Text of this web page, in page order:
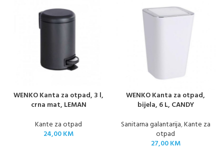
WENKO Kanta za otpad, 3 l,
crna mat, LEMAN
Kante za otpad
24,00KM
WENKO Kanta za otpad,
bijela, 6 L, CANDY
Sanitarna galantarija,Kante za
otpad
27,00KM